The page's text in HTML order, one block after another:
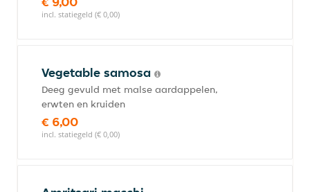
incl. statiegeld (€ 0,00)
Vegetable samosa
Deeg gevuld met malse aardappelen,
erwten en kruiden
€ 6,00
incl. statiegeld (€ 0,00)